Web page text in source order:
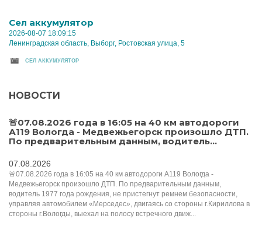
Cел аккумулятор
2026-08-07 18:09:15
Ленинградская область, Выборг, Ростовская улица, 5
CЕЛ АККУМУЛЯТОР
НОВОСТИ
🚨07.08.2026 года в 16:05 на 40 км автодороги
А119 Вологда - Медвежьегорск произошло ДТП.
По предварительным данным, водитель...
07.08.2026
🚨07.08.2026 года в 16:05 на 40 км автодороги А119 Вологда -
Медвежьегорск произошло ДТП. По предварительным данным,
водитель 1977 года рождения, не пристегнут ремнем безопасности,
управляя автомобилем «Мерседес», двигаясь со стороны г.Кириллова в
стороны г.Вологды, выехал на полосу встречного движ...